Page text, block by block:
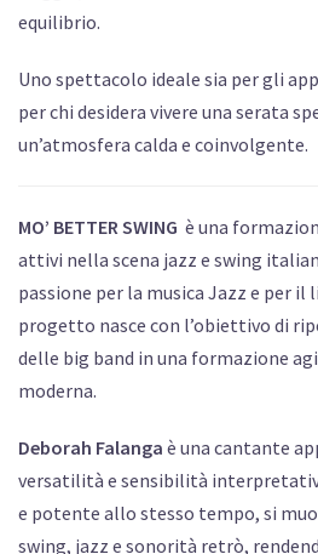
equilibrio.
Uno spettacolo ideale sia per gli
per chi desidera vivere una serata
un’atmosfera calda e coinvolgente.
MO’ BETTER SWING è una
attivi nella scena jazz e swing
passione per la musica Jazz e per
progetto nasce con l’obiettivo di
delle big band in una formazione
moderna.
Deborah Falanga è una cantante
versatilità e sensibilità
e potente allo stesso tempo, si
swing, jazz e sonorità retrò,